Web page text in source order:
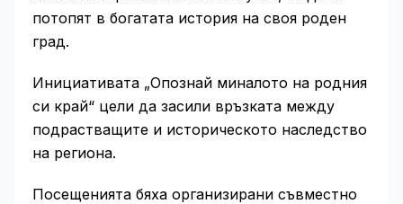
потопят в богатата история на своя роден
град.
Инициативата „Опознай миналото на родния
си край“ цели да засили връзката между
подрастващите и историческото наследство
на региона.
Посещенията бяха организирани съвместно